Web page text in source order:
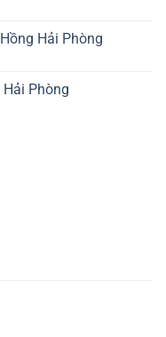
Hải Phòng
Phòng